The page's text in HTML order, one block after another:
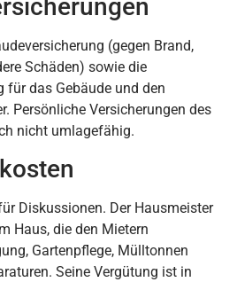
(gegen Brand,
Schäden) sowie die
das Gebäude und den
Persönliche Versicherungen des
nicht umlagefähig.
Diskussionen. Der Hausmeister
Haus, die den Mietern
Gartenpflege, Mülltonnen
Seine Vergütung ist in